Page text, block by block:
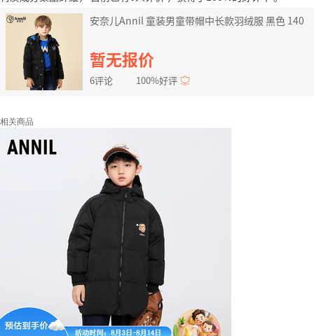
安奈儿Annil 童装男童带帽中长款羽绒服 黑色 140
暂无报价
6评论 100%好评
相关商品